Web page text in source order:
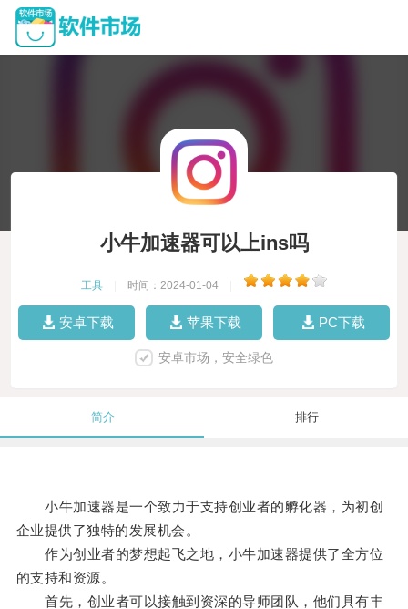
小牛加速器可以上ins吗
工具 时间：2024-01-04
安卓下载 苹果下载 PC下载
安卓市场，安全绿色
简介 排行
小牛加速器是一个致力于支持创业者的孵化器，为初创
企业提供了独特的发展机会。
作为创业者的梦想起飞之地，小牛加速器提供了全方位
的支持和资源。
首先，创业者可以接触到资深的导师团队，他们具有丰